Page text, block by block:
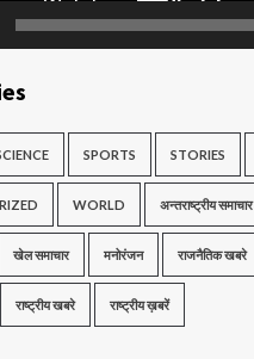
SPORTS STORIES
WORLD अन्तराष्ट्रीय समाचार
खेल समाचार मनोरंजन राजनैतिक खबरे
राष्ट्रीय खबरे राष्ट्रीय ख़बरें